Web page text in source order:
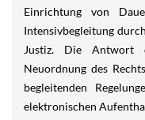
Einrichtung von
Intensivbegleitung
Justiz. Die Antwort
Neuordnung des
begleitenden
elektronischen